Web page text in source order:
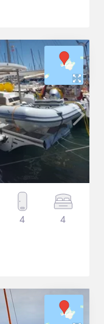
4 4